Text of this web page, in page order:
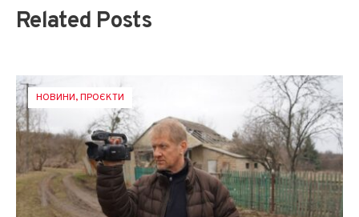
Related Posts
НОВИНИ,ПРОЄКТИ